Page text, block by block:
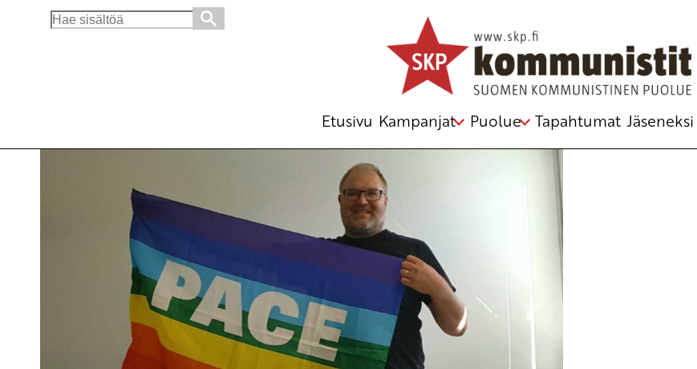
Search
Etusivu Kampanjat Puolue Tapahtumat Jäseneksi
ydinaseet